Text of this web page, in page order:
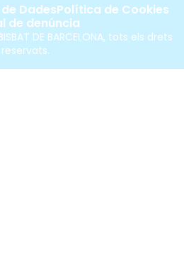
DE BARCELONA, tots els drets
reservats.
DadesPolítica de Cookies
de denúncia